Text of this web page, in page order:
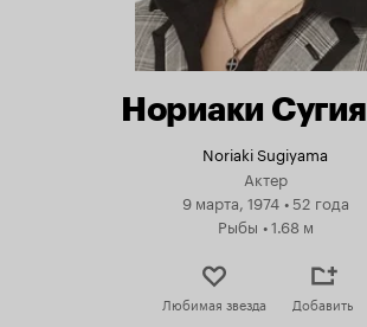
Нориаки
Noriaki Sugiyama
Актер
9 марта, 1974 •52 года
Рыбы •1.68 м
Любимая звезда Добавить